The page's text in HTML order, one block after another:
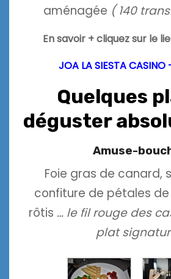
aménagée ( 140
En savoir + cliquez sur le
JOA LA SIESTA CASINO
Quelques
déguster
Amuse-
Foie gras de canard,
confiture de pétales
rôtis … le fil rouge des
plat